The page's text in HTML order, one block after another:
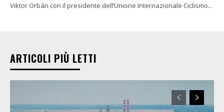
Viktor Orbán con il presidente dell’Unione Internazionale Ciclismo...
ARTICOLI PIÙ LETTI